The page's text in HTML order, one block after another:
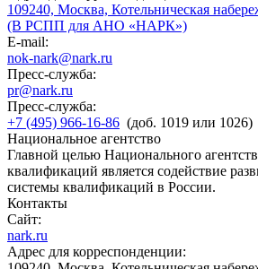
109240, Москва, Котельническая
(В РСПП для АНО «НАРК»)
E-mail:
nok-nark@nark.ru
Пресс-служба:
pr@nark.ru
Пресс-служба:
+7 (495) 966-16-86 (доб. 1019 или 1026)
Национальное агентство
Главной целью Национального
квалификаций является содействие
системы квалификаций в России.
Контакты
Сайт:
nark.ru
Адрес для корреспонденции: